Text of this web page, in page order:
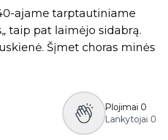
ajame tarptautiniame
taip pat laimėjo sidabrą.
Šįmet choras minės
Plojimai 0
Lankytojai 0